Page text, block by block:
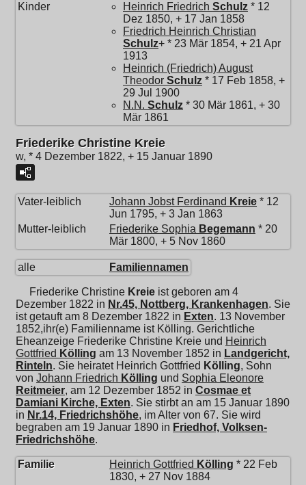
Kinder
Heinrich Friedrich Schulz * 12
Dez 1850, + 17 Jan 1858
Friedrich Heinrich Christian
Schulz+ * 23 Mär 1854, + 21 Apr
1913
Heinrich (Friedrich) August
Theodor Schulz * 17 Feb 1858, +
29 Jul 1900
N.N. Schulz * 30 Mär 1861, + 30
Mär 1861
Friederike Christine Kreie
w, * 4 Dezember 1822, + 15 Januar 1890
Vater-leiblich Johann Jobst Ferdinand Kreie * 12
Jun 1795, + 3 Jan 1863
Mutter-leiblich
Friederike Sophia Begemann * 20
Mär 1800, + 5 Nov 1860
alle Familiennamen
Friederike Christine Kreie ist geboren am 4
Dezember 1822 in Nr.45, Nottberg, Krankenhagen. Sie
ist getauft am 8 Dezember 1822 in Exten. 13 November
1852,ihr(e) Familienname ist Kölling. Gerichtliche
Eheanzeige Friederike Christine Kreie und Heinrich
Gottfried Kölling am 13 November 1852 in Landgericht,
Rinteln. Sie heiratet Heinrich Gottfried Kölling, Sohn
von Johann Friedrich Kölling und Sophia Eleonore
Reitmeier, am 12 Dezember 1852 in Cosmae et
Damiani Kirche, Exten. Sie stirbt an am 15 Januar 1890
in Nr.14, Friedrichshöhe, im Alter von 67. Sie wird
begraben am 19 Januar 1890 in Friedhof, Volksen-
Friedrichshöhe.
Familie Heinrich Gottfried Kölling * 22 Feb
1830, + 27 Nov 1884